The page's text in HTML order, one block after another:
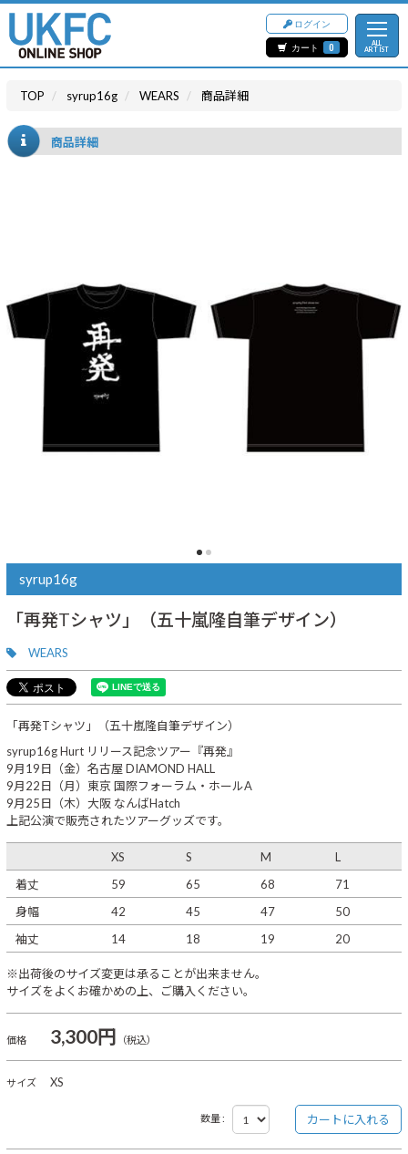
ログイン
カート
0
ALL
ARTIST
TOP syrup16g WEARS 商品詳細
商品詳細
syrup16g
「再発Tシャツ」（五十嵐隆自筆デザイン）
WEARS
「再発Tシャツ」（五十嵐隆自筆デザイン）
syrup16g Hurt リリース記念ツアー『再発』
9月19日（金）名古屋 DIAMOND HALL
9月22日（月）東京 国際フォーラム・ホールA
9月25日（木）大阪 なんばHatch
上記公演で販売されたツアーグッズです。
XS S M
L
着丈
59 65 68
71
身幅
42 45 47
50
袖丈
14 18 19 20
※出荷後のサイズ変更は承ることが出来ません。
サイズをよくお確かめの上、ご購入ください。
価格 3,300円 （税込）
サイズ XS
数量 :